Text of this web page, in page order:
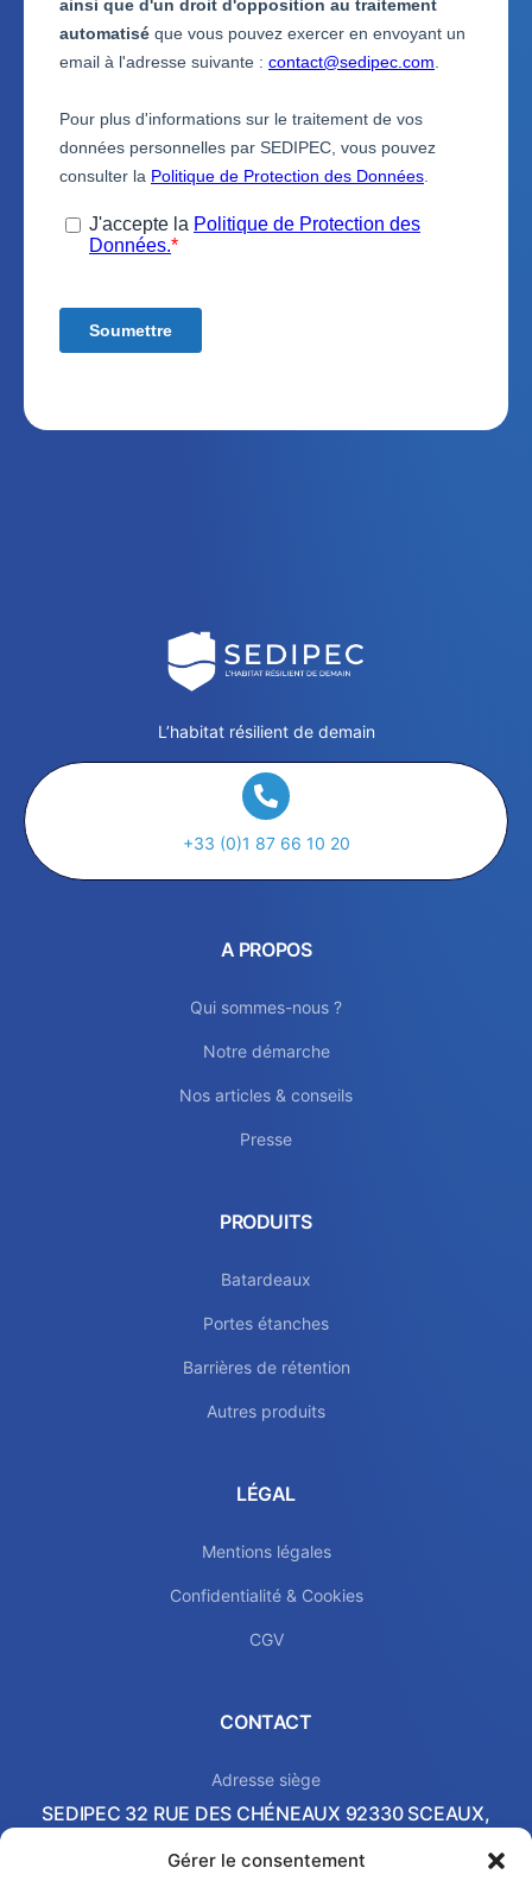
Gérer le consentement
L’habitat résilient de demain
+33 (0)1 87 66 10 20
A PROPOS
Qui sommes-nous ?
Notre démarche
Nos articles & conseils
Presse
PRODUITS
Batardeaux
Portes étanches
Barrières de rétention
Autres produits
LÉGAL
Mentions légales
Confidentialité & Cookies
CGV
CONTACT
Adresse siège
SEDIPEC 32 RUE DES CHÉNEAUX 92330 SCEAUX,
Local commercial & Showroom